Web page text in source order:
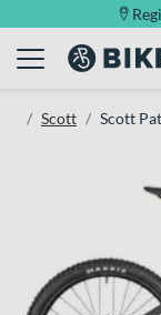
Scott Scott